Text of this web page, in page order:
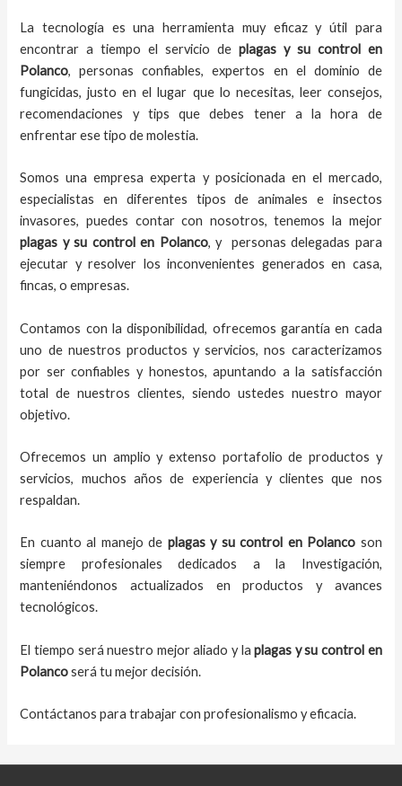
La tecnología es una herramienta muy eficaz y útil para
encontrar a tiempo el servicio de plagas y su control en
Polanco, personas confiables, expertos en el dominio de
fungicidas, justo en el lugar que lo necesitas, leer consejos,
recomendaciones y tips que debes tener a la hora de
enfrentar ese tipo de molestia.
Somos una empresa experta y posicionada en el mercado,
especialistas en diferentes tipos de animales e insectos
invasores, puedes contar con nosotros, tenemos la mejor
plagas y su control en Polanco, y personas delegadas para
ejecutar y resolver los inconvenientes generados en casa,
fincas, o empresas.
Contamos con la disponibilidad, ofrecemos garantía en cada
uno de nuestros productos y servicios, nos caracterizamos
por ser confiables y honestos, apuntando a la satisfacción
total de nuestros clientes, siendo ustedes nuestro mayor
objetivo.
Ofrecemos un amplio y extenso portafolio de productos y
servicios, muchos años de experiencia y clientes que nos
respaldan.
En cuanto al manejo de plagas y su control en Polanco son
siempre profesionales dedicados a la Investigación,
manteniéndonos actualizados en productos y avances
tecnológicos.
El tiempo será nuestro mejor aliado y la plagas y su control en
Polancoserá tu mejor decisión.
Contáctanos para trabajar con profesionalismo y eficacia.